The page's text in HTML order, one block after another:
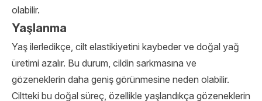
olabilir.
Yaşlanma
Yaş ilerledikçe, cilt elastikiyetini kaybeder ve doğal yağ
üretimi azalır. Bu durum, cildin sarkmasına ve
gözeneklerin daha geniş görünmesine neden olabilir.
Ciltteki bu doğal süreç, özellikle yaşlandıkça gözeneklerin